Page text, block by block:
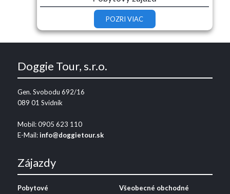
POZRI VIAC
Doggie Tour, s.r.o.
Gen. Svobodu 692/16
089 01 Svidník
Mobil: 0905 623 110
E-Mail:info@doggietour.sk
Zájazdy
Pobytové
Všeobecné obchodné